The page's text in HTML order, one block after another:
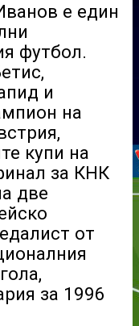
е един
футбол.
и
на
купи на
за КНК
две
от
за 1996